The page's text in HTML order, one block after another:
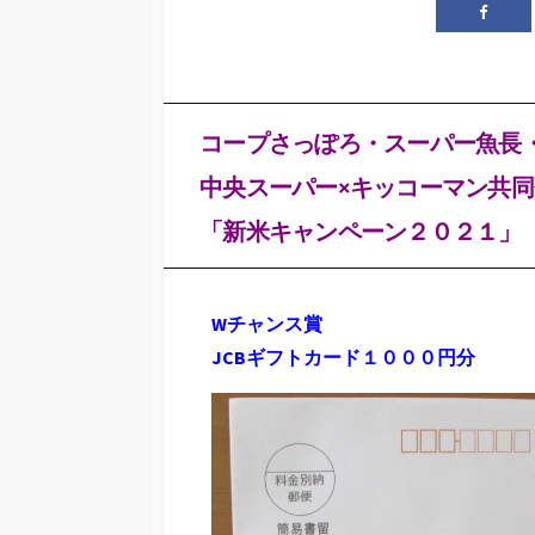
コープさっぽろ・スーパー魚長
中央スーパー×キッコーマン共
「新米キャンペーン２０２１」
Wチャンス賞
JCBギフトカード１０００円分